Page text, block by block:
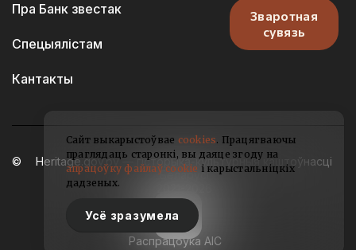
Пра Банк звестак
Спецыялістам
Кантакты
Зваротная
сувязь
Heritage.gov.by — гісторыка-культурныя каштоўнасці
Беларусі
Распрацоўка АІС
Сайт выкарыстоўвае cookies. Працягваючы
праглядаць старонкі, вы даяце згоду на
апрацоўку файлаў cookie і карыстальніцкіх
дадзеных.
Усё зразумела